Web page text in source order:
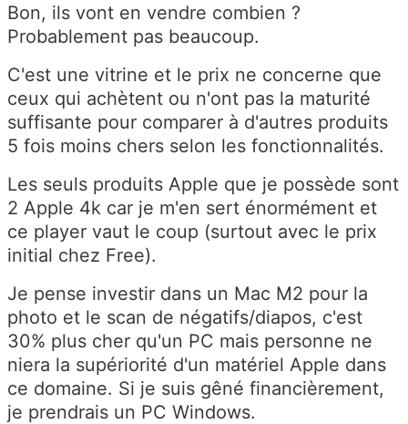
Bon, ils vont en vendre combien ?
Probablement pas beaucoup.
C'est une vitrine et le prix ne concerne que
ceux qui achètent ou n'ont pas la maturité
suffisante pour comparer à d'autres produits
5 fois moins chers selon les fonctionnalités.
Les seuls produits Apple que je possède sont
2 Apple 4k car je m'en sert énormément et
ce player vaut le coup (surtout avec le prix
initial chez Free).
Je pense investir dans un Mac M2 pour la
photo et le scan de négatifs/diapos, c'est
30% plus cher qu'un PC mais personne ne
niera la supériorité d'un matériel Apple dans
ce domaine. Si je suis gêné financièrement,
je prendrais un PC Windows.